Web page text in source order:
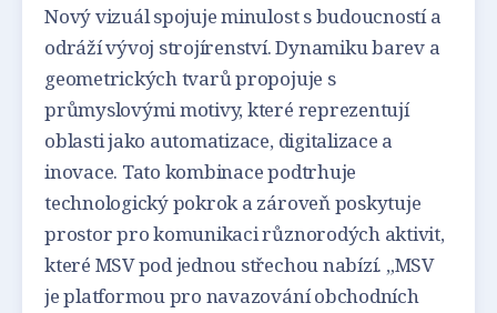
Nový vizuál spojuje minulost s budoucností a
odráží vývoj strojírenství. Dynamiku barev a
geometrických tvarů propojuje s
průmyslovými motivy, které reprezentují
oblasti jako automatizace, digitalizace a
inovace. Tato kombinace podtrhuje
technologický pokrok a zároveň poskytuje
prostor pro komunikaci různorodých aktivit,
které MSV pod jednou střechou nabízí. „MSV
je platformou pro navazování obchodních